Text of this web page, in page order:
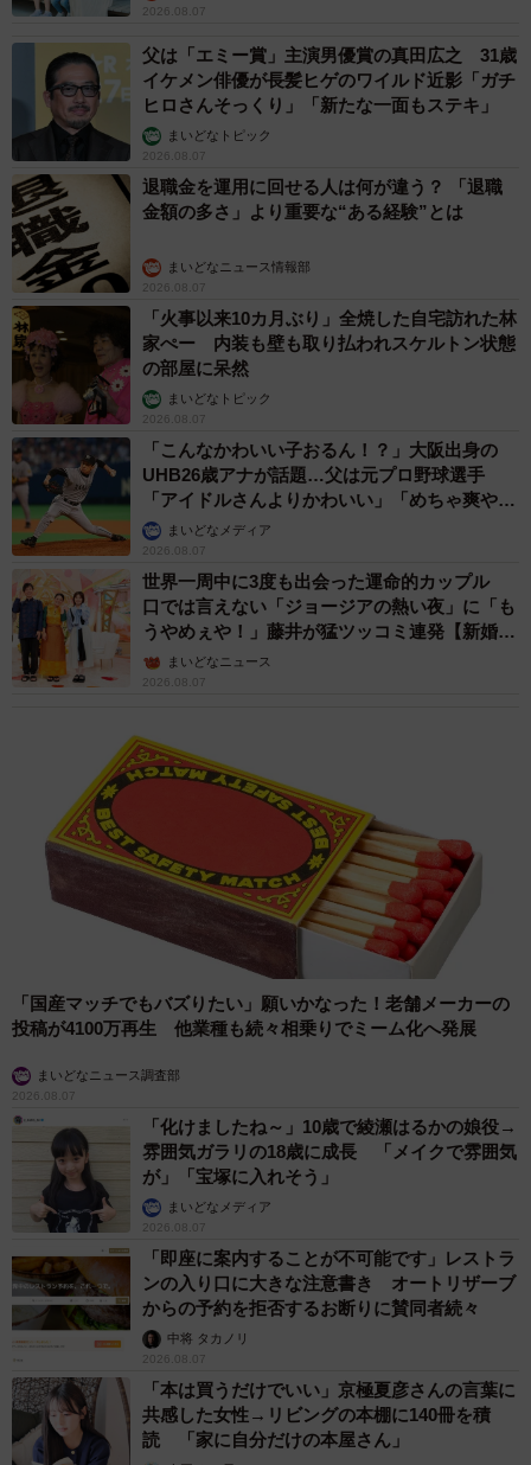
2026.08.07
父は「エミー賞」主演男優賞の真田広之 31歳
イケメン俳優が長髪ヒゲのワイルド近影「ガチ
ヒロさんそっくり」「新たな一面もステキ」
まいどなトピック
2026.08.07
退職金を運用に回せる人は何が違う？ 「退職
金額の多さ」より重要な“ある経験”とは
まいどなニュース情報部
2026.08.07
「火事以来10カ月ぶり」全焼した自宅訪れた林
家ぺー 内装も壁も取り払われスケルトン状態
の部屋に呆然
まいどなトピック
2026.08.07
「こんなかわいい子おるん！？」大阪出身の
UHB26歳アナが話題…父は元プロ野球選手
「アイドルさんよりかわいい」「めちゃ爽や
か」まいどなメディア
2026.08.07
世界一周中に3度も出会った運命的カップル
口では言えない「ジョージアの熱い夜」に「も
うやめぇや！」藤井が猛ツッコミ連発【新婚さ
ん】まいどなニュース
2026.08.07
「国産マッチでもバズりたい」願いかなった！老舗メーカーの
投稿が4100万再生 他業種も続々相乗りでミーム化へ発展
まいどなニュース調査部
2026.08.07
「化けましたね～」10歳で綾瀬はるかの娘役→
雰囲気ガラリの18歳に成長 「メイクで雰囲気
が」「宝塚に入れそう」
まいどなメディア
2026.08.07
「即座に案内することが不可能です」レストラ
ンの入り口に大きな注意書き オートリザーブ
からの予約を拒否するお断りに賛同者続々
中将 タカノリ
2026.08.07
「本は買うだけでいい」京極夏彦さんの言葉に
共感した女性→リビングの本棚に140冊を積
読 「家に自分だけの本屋さん」